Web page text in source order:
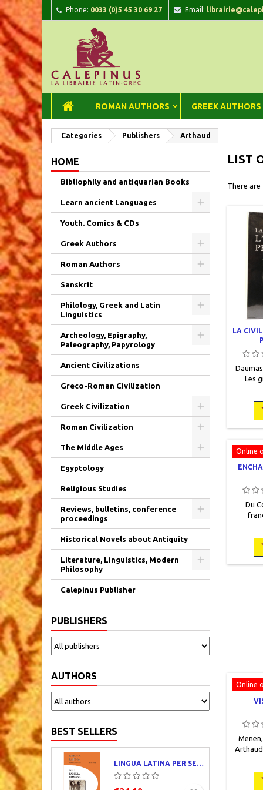
Phone: 0033 (0)5 45 30 69 27 Email:
ROMAN AUTHORS GREEK AUTHORS
Categories Publishers Arthaud
HOME
Bibliophily and antiquarian Books
Learn ancient Languages
Youth. Comics & CDs
Greek Authors
Roman Authors
Sanskrit
Philology, Greek and Latin
Linguistics
Archeology, Epigraphy,
Paleography, Papyrology
Ancient Civilizations
Greco-Roman Civilization
Greek Civilization
Roman Civilization
The Middle Ages
Egyptology
Religious Studies
Reviews, bulletins, conference
proceedings
Historical Novels about Antiquity
Literature, Linguistics, Modern
Philosophy
Calepinus Publisher
PUBLISHERS
AUTHORS
BEST SELLERS
LINGUA LATINA PER SE ILLUSTRATA. PARS I : FAMILIA ROMANA
LIST
There are
LA
Les
toilé
Online
Du
23,5,
Online
pages,